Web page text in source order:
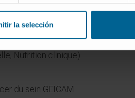
la selección
Introduction au
Nutrition clinique).
du sein GEICAM.